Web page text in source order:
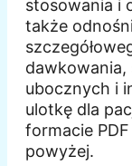
stosowania i
także
dawkowania,
ubocznych i
ulotkę dla
formacie
powyżej.